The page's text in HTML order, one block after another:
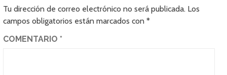
Tu dirección de correo electrónico no será publicada. Los
campos obligatorios están marcados con*
COMENTARIO*